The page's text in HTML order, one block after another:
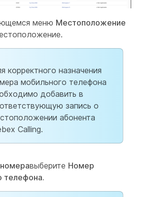
меню Местоположение
корректного назначения
мобильного телефона
добавить в
запись о
абонента
Calling.
выберите Номер
телефона.